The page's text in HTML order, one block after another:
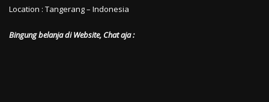
Location : Tangerang – Indonesia
Bingung belanja di Website, Chat aja :